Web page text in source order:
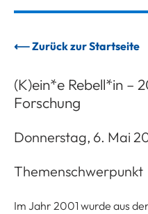
⟵Zurück zur Startseite
(K)ein*e Rebell*in –
Forschung
Donnerstag, 6. Mai
Themenschwerpunkt
Im Jahr 2001 wurde aus